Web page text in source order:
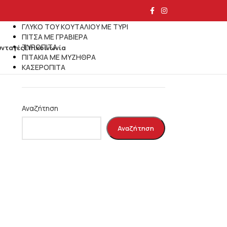
Επικοινωνία
ΓΛΥΚΟ ΤΟΥ ΚΟΥΤΑΛΙΟΥ ΜΕ ΤΥΡΙ
ΠΙΤΣΑ ΜΕ ΓΡΑΒΙΕΡΑ
ΤΥΡΟΠΙΤΑ
ΠΙΤΑΚΙΑ ΜΕ ΜΥΖΗΘΡΑ
ΚΑΣΕΡΟΠΙΤΑ
Αναζήτηση
Αναζήτηση